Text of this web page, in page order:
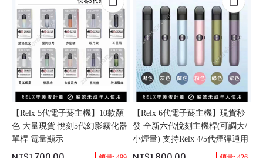
【Relx 5代電子菸主機】10款顏
色 大量現貨 悅刻5代幻影霧化器
單桿 電量顯示
【Relx 6代電子菸主機】現貨秒
發 全新六代悅刻主機桿(可調大/
小煙量) 支持Relx 4/5代煙彈通用